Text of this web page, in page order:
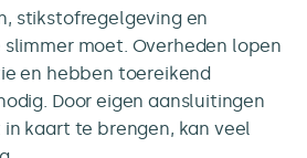
stikstofregelgeving en
moet. Overheden lopen
en hebben toereikend
Door eigen aansluitingen
kaart te brengen, kan veel